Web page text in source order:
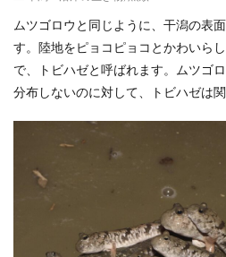
ムツゴロウと同じように、干潟の表
す。陸地をピョコピョコとかわいら
で、トビハゼと呼ばれます。ムツゴ
分布しないのに対して、トビハゼは